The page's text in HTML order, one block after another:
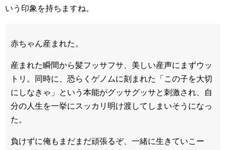
いう印象を持ちますね。
赤ちゃん産まれた。
産まれた瞬間から髪フッサフサ、美しい産声にまずウッ
トリ。同時に、恐らくゲノムに刻まれた「この子を大切
にしなきゃ」という本能がグッサグッサと刺激され、自
分の人生を一挙にスッカリ明け渡してしまいそうになっ
た。
負けずに俺もまだまだ頑張るぞ、一緒に生きていこー